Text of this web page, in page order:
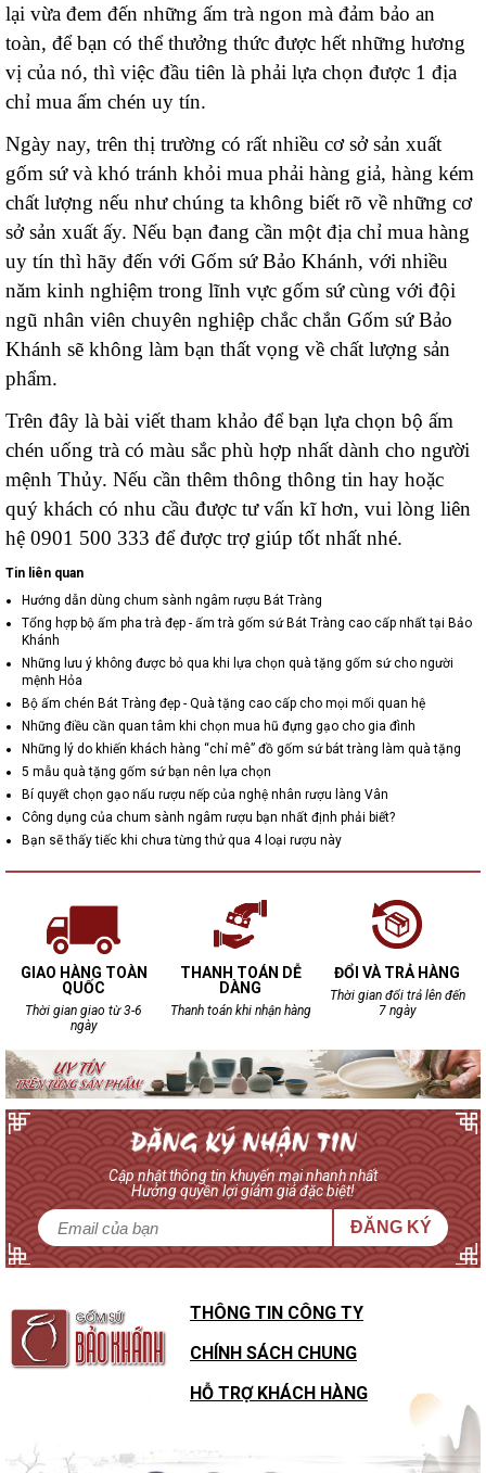
lại vừa đem đến những ấm trà ngon mà đảm bảo an
toàn, để bạn có thể thưởng thức được hết những hương
vị của nó, thì việc đầu tiên là phải lựa chọn được 1 địa
chỉ mua ấm chén uy tín.
Ngày nay, trên thị trường có rất nhiều cơ sở sản xuất
gốm sứ và khó tránh khỏi mua phải hàng giả, hàng kém
chất lượng nếu như chúng ta không biết rõ về những cơ
sở sản xuất ấy. Nếu bạn đang cần một địa chỉ mua hàng
uy tín thì hãy đến với Gốm sứ Bảo Khánh, với nhiều
năm kinh nghiệm trong lĩnh vực gốm sứ cùng với đội
ngũ nhân viên chuyên nghiệp chắc chắn Gốm sứ Bảo
Khánh sẽ không làm bạn thất vọng về chất lượng sản
phẩm.
Trên đây là bài viết tham khảo để bạn lựa chọn bộ ấm
chén uống trà có màu sắc phù hợp nhất dành cho người
mệnh Thủy. Nếu cần thêm thông thông tin hay hoặc
quý khách có nhu cầu được tư vấn kĩ hơn, vui lòng liên
hệ 0901 500 333 để được trợ giúp tốt nhất nhé.
Tin liên quan
Hướng dẫn dùng chum sành ngâm rượu Bát Tràng
Tổng hợp bộ ấm pha trà đẹp - ấm trà gốm sứ Bát Tràng cao cấp nhất tại Bảo
Khánh
Những lưu ý không được bỏ qua khi lựa chọn quà tặng gốm sứ cho người
mệnh Hỏa
Bộ ấm chén Bát Tràng đẹp - Quà tặng cao cấp cho mọi mối quan hệ
Những điều cần quan tâm khi chọn mua hũ đựng gạo cho gia đình
Những lý do khiến khách hàng “chỉ mê” đồ gốm sứ bát tràng làm quà tặng
5 mẫu quà tặng gốm sứ bạn nên lựa chọn
Bí quyết chọn gạo nấu rượu nếp của nghệ nhân rượu làng Vân
Công dụng của chum sành ngâm rượu bạn nhất định phải biết?
Bạn sẽ thấy tiếc khi chưa từng thử qua 4 loại rượu này
GIAO HÀNG TOÀN
QUỐC
Thời gian giao từ 3-6
ngày
THANH TOÁN DỄ
DÀNG
Thanh toán khi nhận hàng
ĐỔI VÀ TRẢ HÀNG
Thời gian đổi trả lên đến
7 ngày
Cập nhật thông tin khuyến mại nhanh nhất
Hưởng quyền lợi giảm giá đặc biệt!
ĐĂNG KÝ
THÔNG TIN CÔNG TY
CHÍNH SÁCH CHUNG
HỖ TRỢ KHÁCH HÀNG